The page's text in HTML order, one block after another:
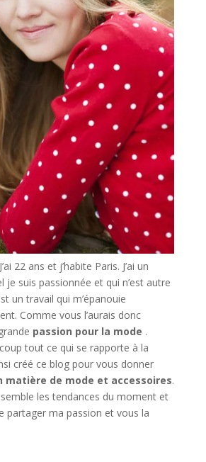
22 ans et j’habite Paris. J’ai un
je suis passionnée et qui n’est autre
un travail qui m’épanouie
Comme vous l’aurais donc
passion pour la mode .
tout ce qui se rapporte à la
créé ce blog pour vous donner
matière de mode et accessoires.
les tendances du moment et
partager ma passion et vous la